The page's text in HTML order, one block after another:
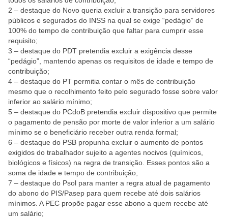
2 – destaque do Novo queria excluir a transição para servidores
públicos e segurados do INSS na qual se exige “pedágio” de
100% do tempo de contribuição que faltar para cumprir esse
requisito;
3 – destaque do PDT pretendia excluir a exigência desse
“pedágio”, mantendo apenas os requisitos de idade e tempo de
contribuição;
4 – destaque do PT permitia contar o mês de contribuição
mesmo que o recolhimento feito pelo segurado fosse sobre valor
inferior ao salário mínimo;
5 – destaque do PCdoB pretendia excluir dispositivo que permite
o pagamento de pensão por morte de valor inferior a um salário
mínimo se o beneficiário receber outra renda formal;
6 – destaque do PSB propunha excluir o aumento de pontos
exigidos do trabalhador sujeito a agentes nocivos (químicos,
biológicos e físicos) na regra de transição. Esses pontos são a
soma de idade e tempo de contribuição;
7 – destaque do Psol para manter a regra atual de pagamento
do abono do PIS/Pasep para quem recebe até dois salários
mínimos. A PEC propõe pagar esse abono a quem recebe até
um salário;